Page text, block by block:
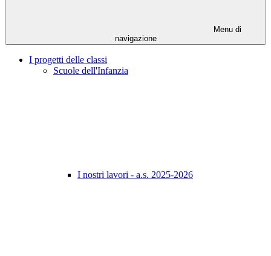
Menu di
navigazione
I progetti delle classi
Scuole dell'Infanzia
I nostri lavori - a.s. 2025-2026